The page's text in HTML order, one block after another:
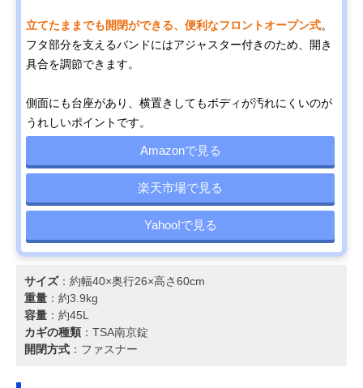
立てたままでも開閉ができる、便利なフロントオープン式。
フタ部分を支えるバンドにはアジャスター付きのため、開き
具合を調節できます。
側面にも台座があり、横置きしてもボディが汚れにくいのが
うれしいポイントです。
Amazonで見る
楽天市場で見る
Yahoo!で見る
サイズ：約幅40×奥行26×高さ60cm
重量 ：約3.9kg
容量 ：約45L
カギの種類 ：TSA南京錠
開閉方式 ：ファスナー